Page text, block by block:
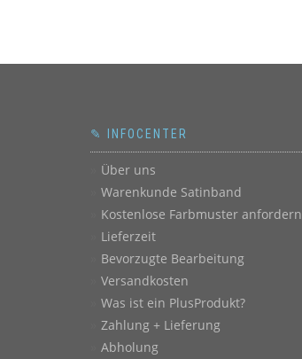
✎ INFOCENTER
Über uns
Warenkunde Satinband
Kostenlose Farbmuster anfordern
Lieferzeit
Bevorzugte Bearbeitung
Versandkosten
Was ist ein PlusProdukt?
Zahlung + Lieferung
Abholung